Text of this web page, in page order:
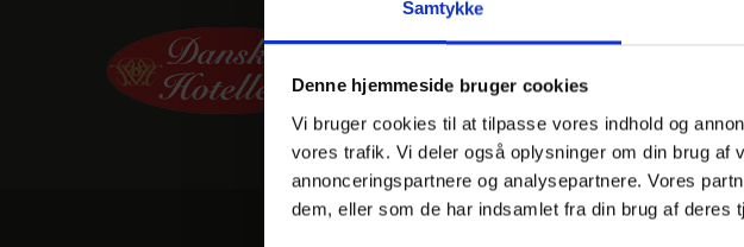
Samtykke
Denne hjemmeside bruger cookies
Vi bruger cookies til at tilpasse vores indhold og
vores trafik. Vi deler også oplysninger om din brug af
annonceringspartnere og analysepartnere. Vores
dem, eller som de har indsamlet fra din brug af deres